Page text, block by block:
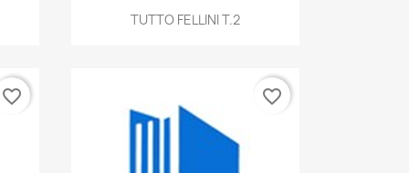
 Aperçu rapide
TUTTO FELLINI T.2
favorite_border favorite_border